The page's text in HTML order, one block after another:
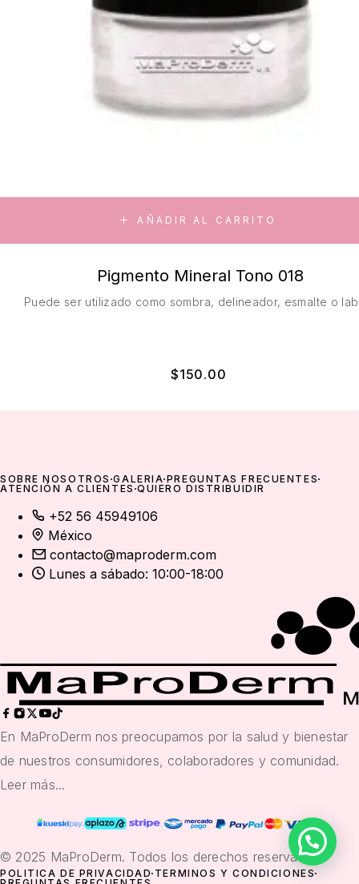
AÑADIR AL CARRITO
Pigmento Mineral Tono 018
Puede ser utilizado como sombra, delineador, esmalte o
$150.00
SOBRE NOSOTROS GALERÍA PREGUNTAS FRECUENTES
ATENCIÓN A CLIENTES QUIERO DISTRIBUIDIR
+52 56 45949106
México
contacto@maproderm.com
Lunes a sábado: 10:00-18:00
En MaProDerm nos preocupamos por la salud y bienestar
de nuestros consumidores, colaboradores y comunidad.
Leer más...
© 2025 MaProDerm. Todos los derechos reservados
POLITICA DE PRIVACIDAD TÉRMINOS Y CONDICIONES